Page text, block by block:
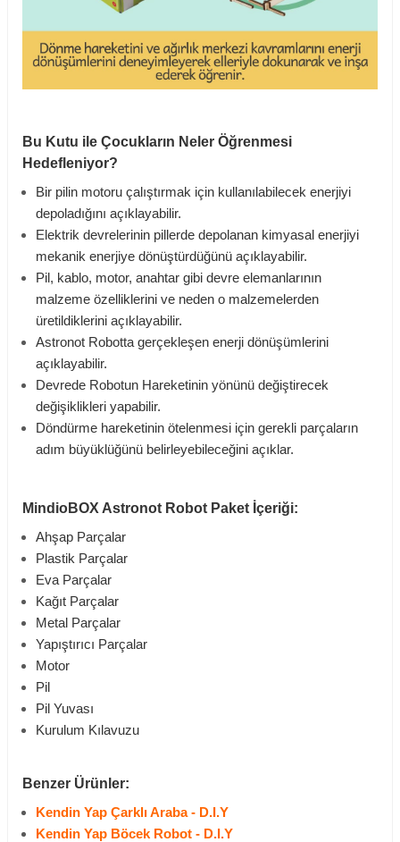
Bu Kutu ile Çocukların Neler Öğrenmesi
Hedefleniyor?
Bir pilin motoru çalıştırmak için kullanılabilecek enerjiyi
depoladığını açıklayabilir.
Elektrik devrelerinin pillerde depolanan kimyasal enerjiyi
mekanik enerjiye dönüştürdüğünü açıklayabilir.
Pil, kablo, motor, anahtar gibi devre elemanlarının
malzeme özelliklerini ve neden o malzemelerden
üretildiklerini açıklayabilir.
Astronot Robotta gerçekleşen enerji dönüşümlerini
açıklayabilir.
Devrede Robotun Hareketinin yönünü değiştirecek
değişiklikleri yapabilir.
Döndürme hareketinin ötelenmesi için gerekli parçaların
adım büyüklüğünü belirleyebileceğini açıklar.
MindioBOX Astronot Robot Paket İçeriği:
Ahşap Parçalar
Plastik Parçalar
Eva Parçalar
Kağıt Parçalar
Metal Parçalar
Yapıştırıcı Parçalar
Motor
Pil
Pil Yuvası
Kurulum Kılavuzu
Benzer Ürünler:
Kendin Yap Çarklı Araba - D.I.Y
Kendin Yap Böcek Robot - D.I.Y